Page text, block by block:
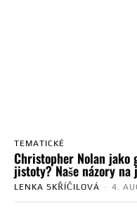
TEMATICKÉ
Christopher Nolan
jistoty? Naše názory na
LENKA SKŘÍČILOVÁ - 4.